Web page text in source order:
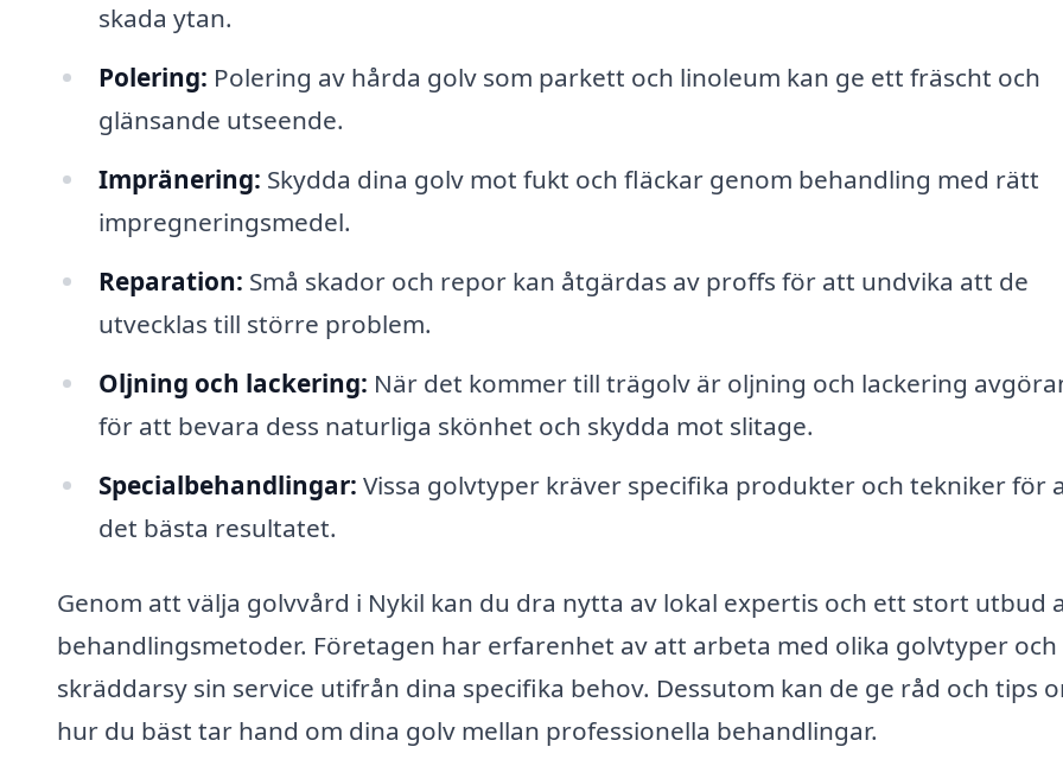
skada ytan.
Polering: Polering av hårda golv som parkett och linoleum kan ge ett fräscht och
glänsande utseende.
Impränering: Skydda dina golv mot fukt och fläckar genom behandling med rätt
impregneringsmedel.
Reparation: Små skador och repor kan åtgärdas av proffs för att undvika att de
utvecklas till större problem.
Oljning och lackering: När det kommer till trägolv är oljning och lackering
för att bevara dess naturliga skönhet och skydda mot slitage.
Specialbehandlingar: Vissa golvtyper kräver specifika produkter och tekniker för
det bästa resultatet.
Genom att välja golvvård i Nykil kan du dra nytta av lokal expertis och ett stort utbud
behandlingsmetoder. Företagen har erfarenhet av att arbeta med olika golvtyper och
skräddarsy sin service utifrån dina specifika behov. Dessutom kan de ge råd och tips
hur du bäst tar hand om dina golv mellan professionella behandlingar.